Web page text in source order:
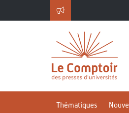
Thématiques